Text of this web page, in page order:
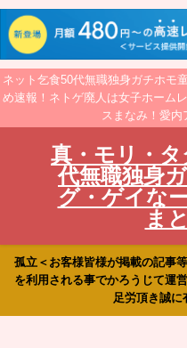
ネット乞食50代無職独身ガチホモ
め速報！ネトゲ廃人は女子ホーム
スまなみ！愛内
真・モリ・
代無職独身
グ・ゲイな
ま
孤立＜お客様皆様が掲載の記事
を利用される事でかろうじて運
足労頂き誠に